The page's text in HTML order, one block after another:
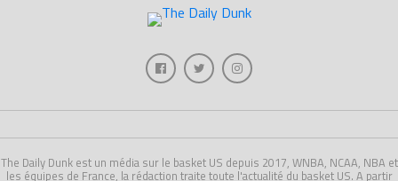
The Daily Dunk est un média sur le basket US depuis 2017, WNBA, NCAA, NBA et
les équipes de France, la rédaction traite toute l'actualité du basket US. A partir